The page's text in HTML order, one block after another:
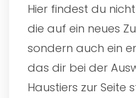
Hier findest du
die auf ein neues
sondern auch ein
das dir bei der
Haustiers zur Seite